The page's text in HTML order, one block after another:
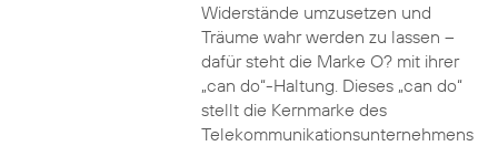
Widerstände umzusetzen und
Träume wahr werden zu lassen –
dafür steht die Marke O? mit ihrer
„can do“-Haltung. Dieses „can do“
stellt die Kernmarke des
Telekommunikationsunternehmens